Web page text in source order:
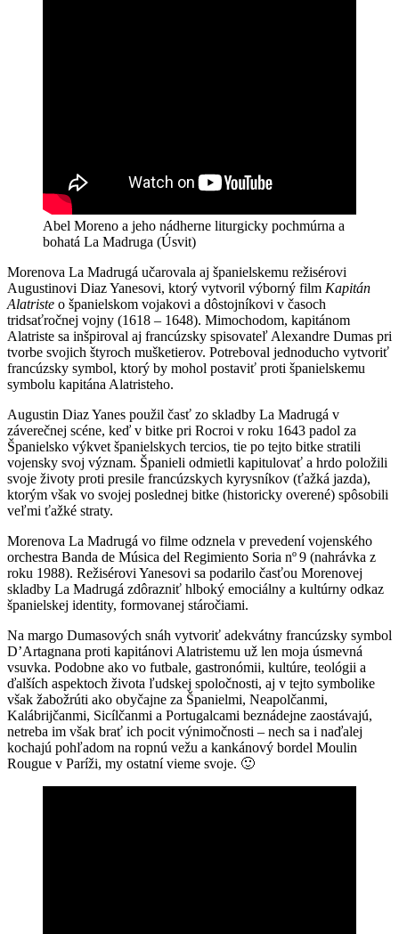
Abel Moreno a jeho nádherne liturgicky pochmúrna a
bohatá La Madruga (Úsvit)
Morenova La Madrugá učarovala aj španielskemu režisérovi
Augustinovi Diaz Yanesovi, ktorý vytvoril výborný film Kapitán
Alatriste o španielskom vojakovi a dôstojníkovi v časoch
tridsaťročnej vojny (1618 – 1648). Mimochodom, kapitánom
Alatriste sa inšpiroval aj francúzsky spisovateľ Alexandre Dumas pri
tvorbe svojich štyroch mušketierov. Potreboval jednoducho vytvoriť
francúzsky symbol, ktorý by mohol postaviť proti španielskemu
symbolu kapitána Alatristeho.
Augustin Diaz Yanes použil časť zo skladby La Madrugá v
záverečnej scéne, keď v bitke pri Rocroi v roku 1643 padol za
Španielsko výkvet španielskych tercios, tie po tejto bitke stratili
vojensky svoj význam. Španieli odmietli kapitulovať a hrdo položili
svoje životy proti presile francúzskych kyrysníkov (ťažká jazda),
ktorým však vo svojej poslednej bitke (historicky overené) spôsobili
veľmi ťažké straty.
Morenova La Madrugá vo filme odznela v prevedení vojenského
orchestra Banda de Música del Regimiento Soria nº 9 (nahrávka z
roku 1988). Režisérovi Yanesovi sa podarilo časťou Morenovej
skladby La Madrugá zdôrazniť hlboký emociálny a kultúrny odkaz
španielskej identity, formovanej stáročiami.
Na margo Dumasových snáh vytvoriť adekvátny francúzsky symbol
D’Artagnana proti kapitánovi Alatristemu už len moja úsmevná
vsuvka. Podobne ako vo futbale, gastronómii, kultúre, teológii a
ďalších aspektoch života ľudskej spoločnosti, aj v tejto symbolike
však žabožrúti ako obyčajne za Španielmi, Neapolčanmi,
Kalábrijčanmi, Sicílčanmi a Portugalcami beznádejne zaostávajú,
netreba im však brať ich pocit výnimočnosti – nech sa i naďalej
kochajú pohľadom na ropnú vežu a kankánový bordel Moulin
Rougue v Paríži, my ostatní vieme svoje. 🙂